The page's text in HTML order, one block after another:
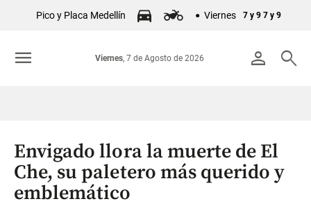
Colombia
Pico y Placa Medellín Viernes 7 y 9 7 y 9
person search
Viernes, 7 de Agosto de 2026
menu
Envigado llora la muerte de El
Che, su paletero más querido y
emblemático